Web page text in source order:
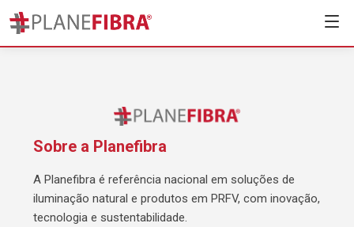
Sobre a Planefibra
A Planefibra é referência nacional em soluções de
iluminação natural e produtos em PRFV, com inovação,
tecnologia e sustentabilidade.